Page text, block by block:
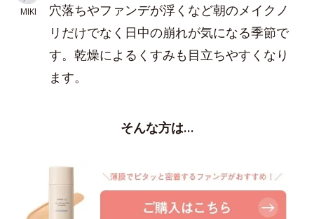
MIKI
穴落ちやファンデが浮くなど朝のメイクノ
リだけでなく日中の崩れが気になる季節で
す。乾燥によるくすみも目立ちやすくなり
ます。
そんな方は…